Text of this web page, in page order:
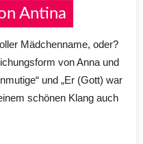
Antina
Mädchenname, oder?
von Anna und
und „Er (Gott) war
schönen Klang auch